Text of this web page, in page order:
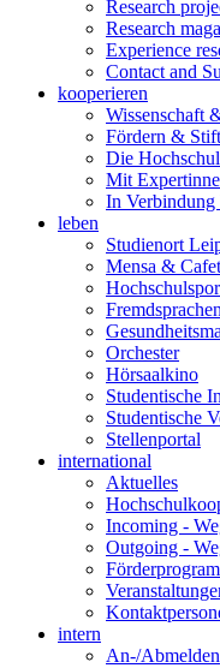
Research
Research
Experience
Contact and
kooperieren
Wissenschaft
Fördern &
Die
Mit
In
leben
Studienort
Mensa &
Orchester
Hörsaalkino
Studentische
Studentische
Stellenportal
international
Aktuelles
Incoming -
Outgoing -
intern
An-/Abmelden